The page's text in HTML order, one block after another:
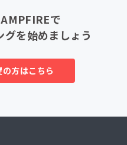
で
を始めましょう
方はこちら